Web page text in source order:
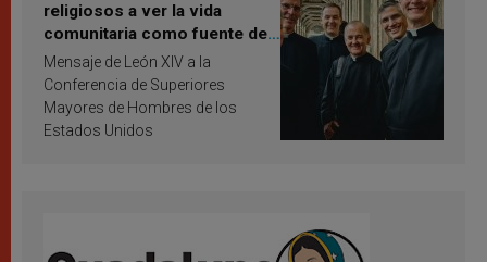
religiosos a ver la vida
comunitaria como fuente de
inspiración y santificación
Mensaje de León XIV a la
Conferencia de Superiores
Mayores de Hombres de los
Estados Unidos